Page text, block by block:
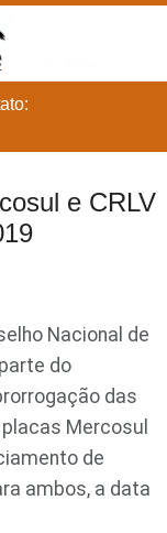
e CRLV
Nacional de
do
das
Mercosul
de
ambos, a data